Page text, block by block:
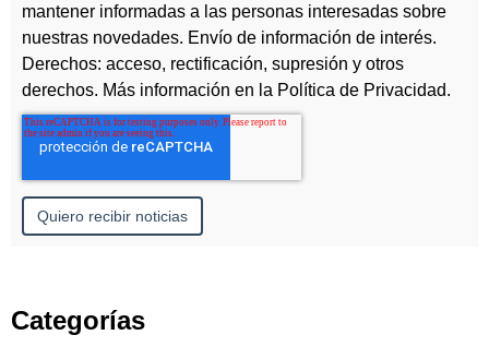
mantener informadas a las personas interesadas sobre
nuestras novedades. Envío de información de interés.
Derechos: acceso, rectificación, supresión y otros
derechos. Más información en la Política de Privacidad.
Categorías